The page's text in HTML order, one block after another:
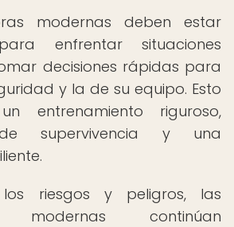
modernas deben estar
enfrentar situaciones
decisiones rápidas para
y la de su equipo. Esto
entrenamiento riguroso,
supervivencia y una
riesgos y peligros, las
modernas continúan